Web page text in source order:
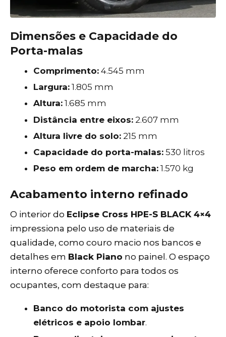
Dimensões e Capacidade do
Porta-malas
Comprimento: 4.545 mm
Largura: 1.805 mm
Altura: 1.685 mm
Distância entre eixos: 2.607 mm
Altura livre do solo: 215 mm
Capacidade do porta-malas: 530 litros
Peso em ordem de marcha: 1.570 kg
Acabamento interno refinado
O interior do Eclipse Cross HPE-S BLACK 4×4
impressiona pelo uso de materiais de
qualidade, como couro macio nos bancos e
detalhes em Black Piano no painel. O espaço
interno oferece conforto para todos os
ocupantes, com destaque para:
Banco do motorista com ajustes
elétricos e apoio lombar.